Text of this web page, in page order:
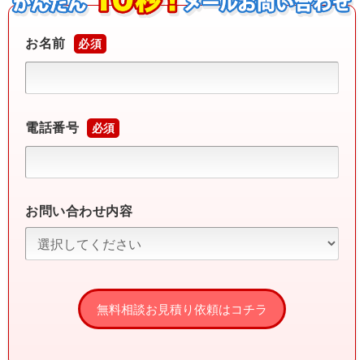
お名前 必須
電話番号 必須
お問い合わせ内容